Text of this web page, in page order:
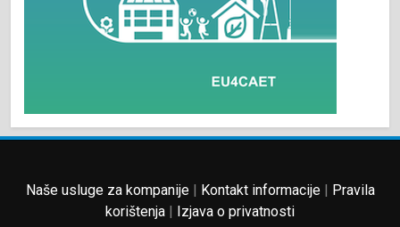
Naše usluge za kompanije| Kontakt informacije| Pravila
korištenja | Izjava o privatnosti